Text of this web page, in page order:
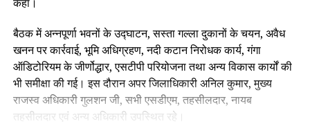
बैठक में अन्नपूर्णा भवनों के उद्घाटन, सस्ता गल्ला दुकानों के चयन, अवैध
खनन पर कार्रवाई, भूमि अधिग्रहण, नदी कटान निरोधक कार्य, गंगा
ऑडिटोरियम के जीर्णोद्धार, एसटीपी परियोजना तथा अन्य विकास कार्यों की
भी समीक्षा की गई। इस दौरान अपर जिलाधिकारी अनिल कुमार, मुख्य
राजस्व अधिकारी गुलशन जी, सभी एसडीएम, तहसीलदार, नायब
तहसीलदार एवं अन्य अधिकारी उपस्थित रहे।